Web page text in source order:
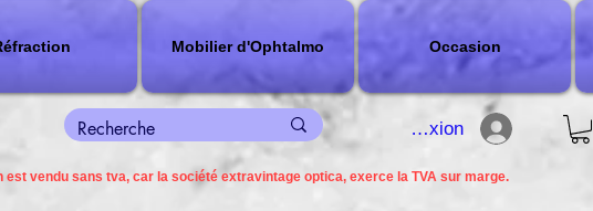
Mobilier d'Ophtalmo Occasion
connexion
est vendu sans tva, car la société extravintage optica, exerce la TVA sur marge.